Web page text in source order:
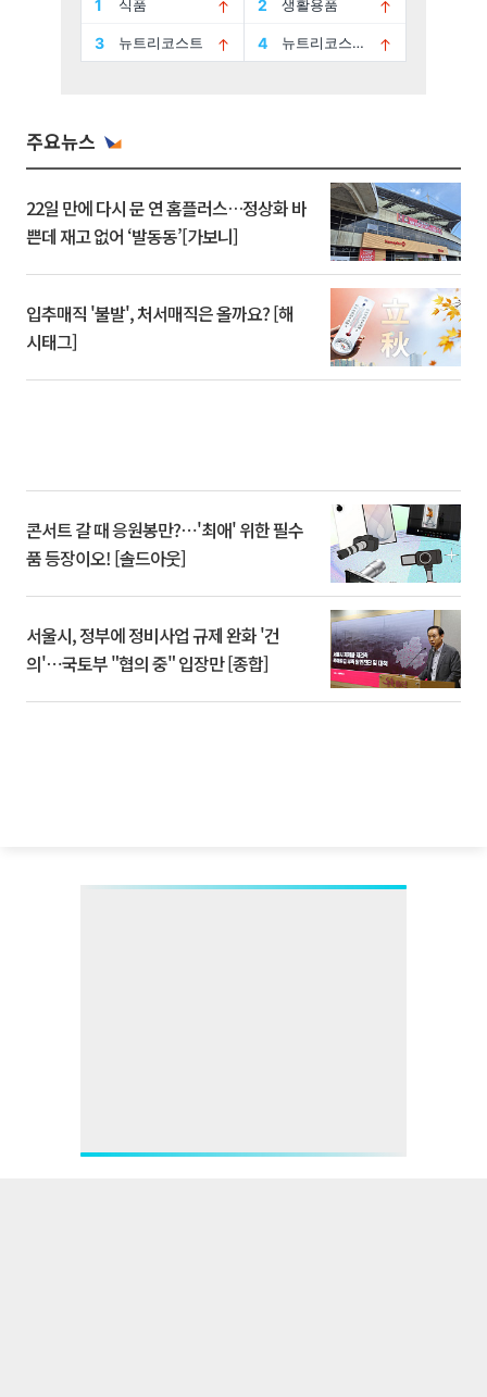
주요뉴스
22일 만에 다시 문 연 홈플러스…정상화 바
쁜데 재고 없어 ‘발동동’[가보니]
입추매직 '불발', 처서매직은 올까요? [해
시태그]
콘서트 갈 때 응원봉만?⋯'최애' 위한 필수
품 등장이오! [솔드아웃]
서울시, 정부에 정비사업 규제 완화 '건
의'⋯국토부 "협의 중" 입장만 [종합]